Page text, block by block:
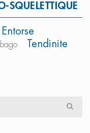
SQUELETTIQUE
Entorse
Tendinite